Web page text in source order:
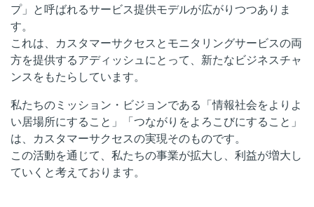
プ」と呼ばれるサービス提供モデルが広がりつつありま
す。
これは、カスタマーサクセスとモニタリングサービスの両
方を提供するアディッシュにとって、新たなビジネスチャ
ンスをもたらしています。
私たちのミッション・ビジョンである「情報社会をよりよ
い居場所にすること」「つながりをよろこびにすること」
は、カスタマーサクセスの実現そのものです。
この活動を通じて、私たちの事業が拡大し、利益が増大し
ていくと考えております。